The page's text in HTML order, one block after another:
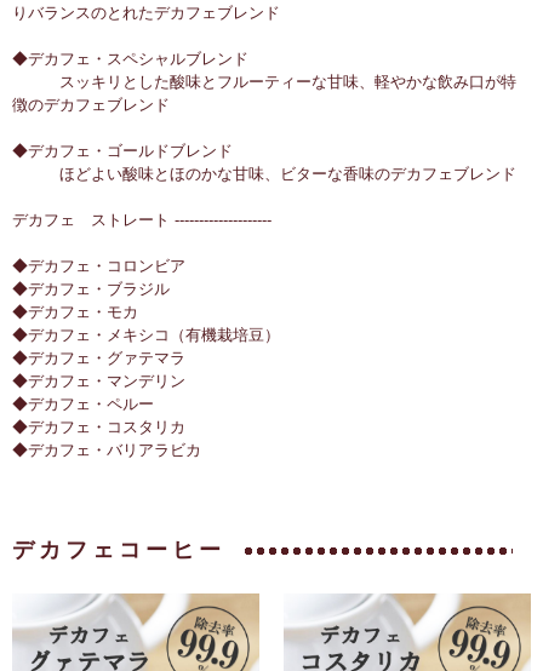
りバランスのとれたデカフェブレンド
◆デカフェ・スペシャルブレンド
スッキリとした酸味とフルーティーな甘味、軽やかな飲み口が特
徴のデカフェブレンド
◆デカフェ・ゴールドブレンド
ほどよい酸味とほのかな甘味、ビターな香味のデカフェブレンド
デカフェ ストレート --------------------
◆デカフェ・コロンビア
◆デカフェ・ブラジル
◆デカフェ・モカ
◆デカフェ・メキシコ（有機栽培豆）
◆デカフェ・グァテマラ
◆デカフェ・マンデリン
◆デカフェ・ペルー
◆デカフェ・コスタリカ
◆デカフェ・バリアラビカ
デカフェコーヒー